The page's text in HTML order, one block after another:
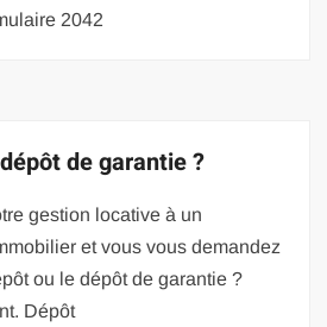
2042
de garantie ?
gestion locative à un
et vous vous demandez
ou le dépôt de garantie ?
Dépôt